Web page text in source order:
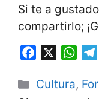
Si te a
compartirlo;
c
W
a
l
Categorías
Cultura,